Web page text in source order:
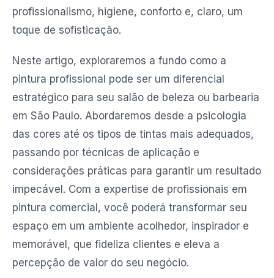
profissionalismo, higiene, conforto e, claro, um
toque de sofisticação.
Neste artigo, exploraremos a fundo como a
pintura profissional pode ser um diferencial
estratégico para seu salão de beleza ou barbearia
em São Paulo. Abordaremos desde a psicologia
das cores até os tipos de tintas mais adequados,
passando por técnicas de aplicação e
considerações práticas para garantir um resultado
impecável. Com a expertise de profissionais em
pintura comercial, você poderá transformar seu
espaço em um ambiente acolhedor, inspirador e
memorável, que fideliza clientes e eleva a
percepção de valor do seu negócio.